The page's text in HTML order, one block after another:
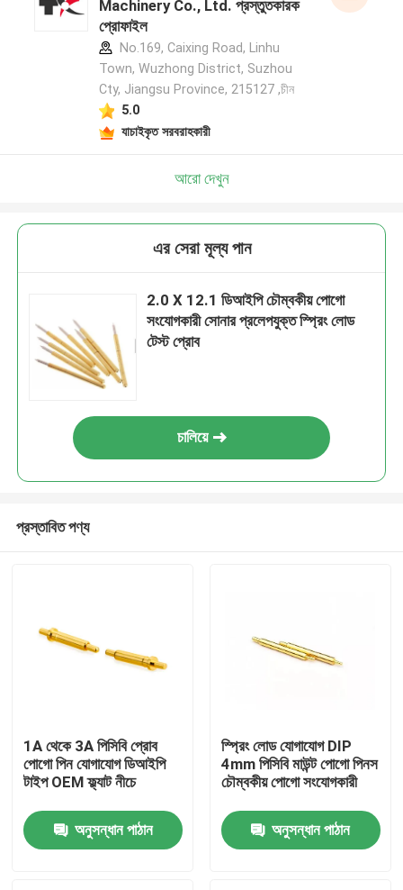
Machinery Co., Ltd. প্রস্তুতকারক
প্রোফাইল
No.169, Caixing Road, Linhu
Town, Wuzhong District, Suzhou
Cty, Jiangsu Province, 215127 ,চীন
5.0
যাচাইকৃত সরবরাহকারী
আরো দেখুন
এর সেরা মূল্য পান
2.0 X 12.1 ডিআইপি চৌম্বকীয় পোগো
সংযোগকারী সোনার প্রলেপযুক্ত স্প্রিং লোড
টেস্ট প্রোব
চালিয়ে
প্রস্তাবিত পণ্য
1A থেকে 3A পিসিবি প্রোব
পোগো পিন যোগাযোগ ডিআইপি
টাইপ OEM ফ্ল্যাট নীচে
অনুসন্ধান পাঠান
স্প্রিং লোড যোগাযোগ DIP
4mm পিসিবি মাউন্ট পোগো পিনস
চৌম্বকীয় পোগো সংযোগকারী
অনুসন্ধান পাঠান